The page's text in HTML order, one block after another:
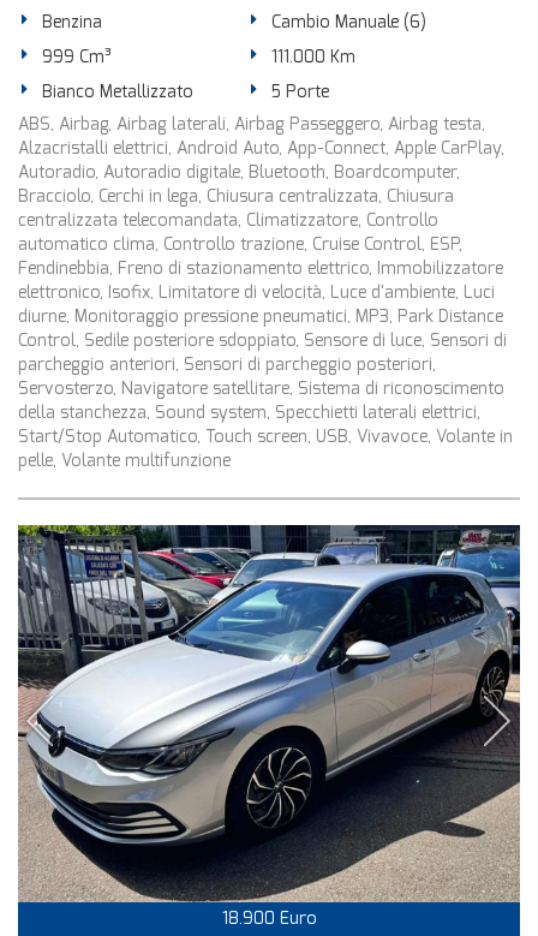
Benzina
Cambio Manuale (6)
999 Cm³
111.000 Km
Bianco Metallizzato
5 Porte
ABS, Airbag, Airbag laterali, Airbag Passeggero, Airbag testa,
Alzacristalli elettrici, Android Auto, App-Connect, Apple CarPlay,
Autoradio, Autoradio digitale, Bluetooth, Boardcomputer,
Bracciolo, Cerchi in lega, Chiusura centralizzata, Chiusura
centralizzata telecomandata, Climatizzatore, Controllo
automatico clima, Controllo trazione, Cruise Control, ESP,
Fendinebbia, Freno di stazionamento elettrico, Immobilizzatore
elettronico, Isofix, Limitatore di velocità, Luce d'ambiente, Luci
diurne, Monitoraggio pressione pneumatici, MP3, Park Distance
Control, Sedile posteriore sdoppiato, Sensore di luce, Sensori di
parcheggio anteriori, Sensori di parcheggio posteriori,
Servosterzo, Navigatore satellitare, Sistema di riconoscimento
della stanchezza, Sound system, Specchietti laterali elettrici,
Start/Stop Automatico, Touch screen, USB, Vivavoce, Volante in
pelle, Volante multifunzione
18.900 Euro